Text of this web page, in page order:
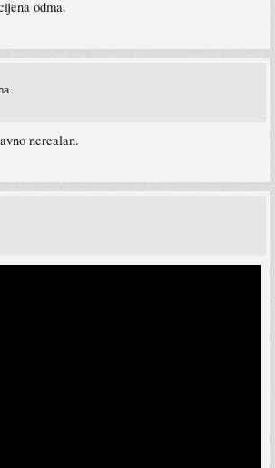
odma.
nerealan.